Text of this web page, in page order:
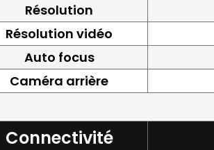
Résolution
Résolution vidéo
Auto focus
Caméra arrière
Connectivité